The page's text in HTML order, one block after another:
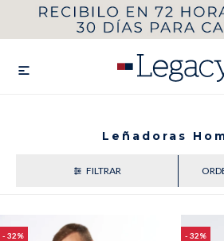

Leñadoras
32 32
HASTA 40%OFF